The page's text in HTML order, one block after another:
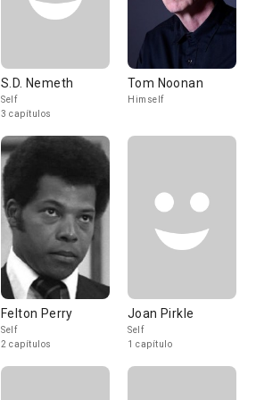
S.D. Nemeth
Self
3 capítulos
Tom Noonan
Himself
Felton Perry
Self
2 capítulos
Joan Pirkle
Self
1 capítulo